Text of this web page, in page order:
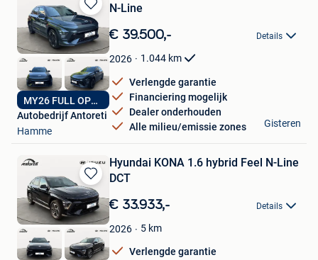
Bewaren
in
Mijn
Favorieten
MY26 FULL OPTION
N-Line
€ 39.500,- Details
2026 1.044 km
Verlengde garantie
Financiering mogelijk
Dealer onderhouden
Alle milieu/emissie zones
Autobedrijf Antoreti
Hamme
Gisteren
Bewaren
in
Mijn
Favorieten
Hyundai KONA 1.6 hybrid Feel N-Line
DCT
€ 33.933,- Details
2026 5 km
Verlengde garantie